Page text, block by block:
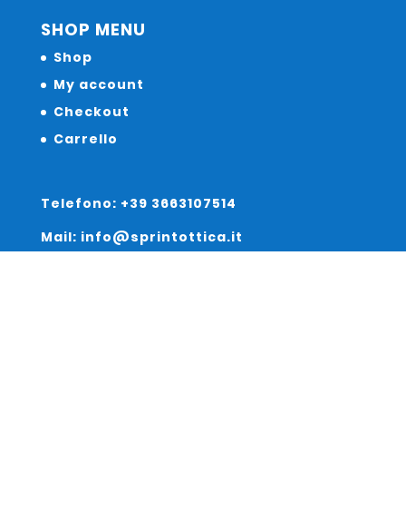
SHOP MENU
Shop
My account
Checkout
Carrello
Telefono: +39 3663107514
Mail: info@sprintottica.it